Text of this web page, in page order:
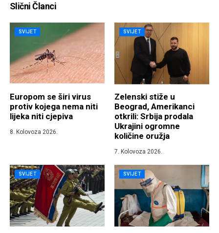
Slični Članci
SVIJET
Europom se širi virus
protiv kojega nema niti
lijeka niti cjepiva
8. Kolovoza 2026.
SVIJET
Zelenski stiže u
Beograd, Amerikanci
otkrili: Srbija prodala
Ukrajini ogromne
količine oružja
7. Kolovoza 2026.
SVIJET SVIJET